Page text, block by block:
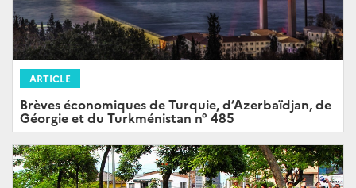
ARTICLE
Brèves économiques de Turquie, d’Azerbaïdjan, de
Géorgie et du Turkménistan n° 485